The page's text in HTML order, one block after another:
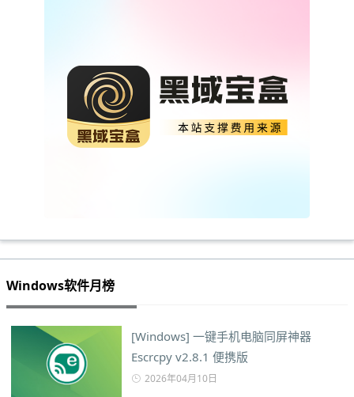
Windows软件月榜
[Windows] 一键手机电脑同屏神器
Escrcpy v2.8.1 便携版
2026年04月10日